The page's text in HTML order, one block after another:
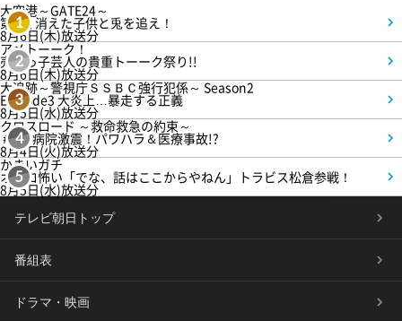
1
大空港～GATE24～
第3話 消えた子供と兎を追え！
8月6日(木)放送分
2
アメトーーク！
売れっ子芸人の貴重トーーク祭り!!
8月6日(木)放送分
3
大追跡～警視庁ＳＳＢＣ強行犯係～ Season2
Episode3 大炎上…暴走する正義
8月5日(水)放送分
4
クロスロード ～救命救急の約束～
＃5 病院激震！パワハラ＆医療事故!?
8月4日(火)放送分
5
かまいガチ
オモロ怖い「でな、話はここからやねん」トラビス松倉参戦！
8月5日(水)放送分
テレビ朝日トップ
番組表
ドラマ・映画